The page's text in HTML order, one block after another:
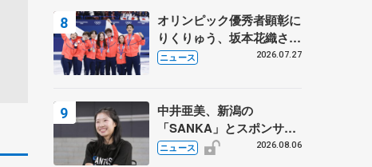
に 小林芳子さんが振り返
るスケート人生
オリンピック優秀者顕彰に
りくりゅう、坂本花織さ
ん、団体メンバーら 8月
園子らコーチも
ニュース 2026.07.27
中井亜美、新潟の
「SANKA」とスポンサー
契約 「全力で応援」とコ
ニュース 2026.08.06